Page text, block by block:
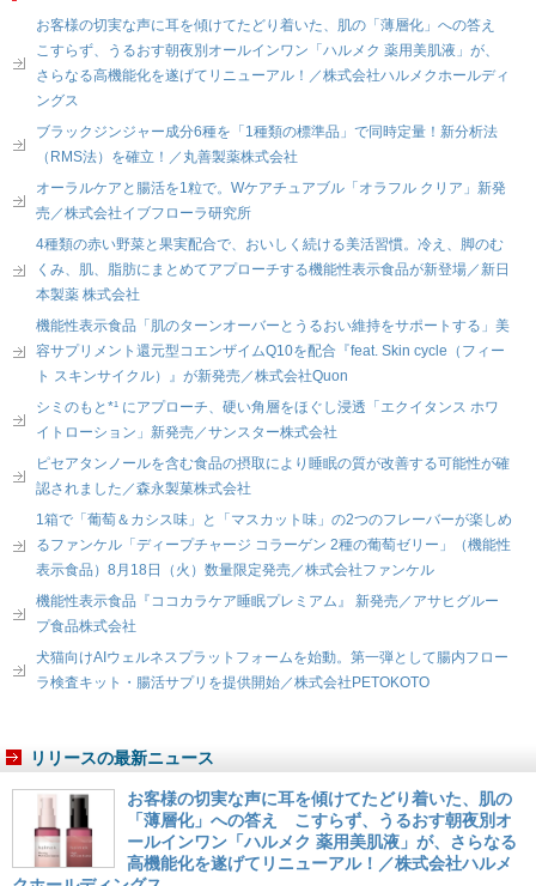
お客様の切実な声に耳を傾けてたどり着いた、肌の「薄層化」への答え
こすらず、うるおす朝夜別オールインワン「ハルメク 薬用美肌液」が、
さらなる高機能化を遂げてリニューアル！／株式会社ハルメクホールディ
ングス
ブラックジンジャー成分6種を「1種類の標準品」で同時定量！新分析法
（RMS法）を確立！／丸善製薬株式会社
オーラルケアと腸活を1粒で。Wケアチュアブル「オラフル クリア」新発
売／株式会社イブフローラ研究所
4種類の赤い野菜と果実配合で、おいしく続ける美活習慣。冷え、脚のむ
くみ、肌、脂肪にまとめてアプローチする機能性表示食品が新登場／新日
本製薬 株式会社
機能性表示食品「肌のターンオーバーとうるおい維持をサポートする」美
容サプリメント還元型コエンザイムQ10を配合『feat. Skin cycle（フィー
ト スキンサイクル）』が新発売／株式会社Quon
シミのもと*¹ にアプローチ、硬い角層をほぐし浸透「エクイタンス ホワ
イトローション」新発売／サンスター株式会社
ピセアタンノールを含む食品の摂取により睡眠の質が改善する可能性が確
認されました／森永製菓株式会社
1箱で「葡萄＆カシス味」と「マスカット味」の2つのフレーバーが楽しめ
るファンケル「ディープチャージ コラーゲン 2種の葡萄ゼリー」（機能性
表示食品）8月18日（火）数量限定発売／株式会社ファンケル
機能性表示食品『ココカラケア睡眠プレミアム』 新発売／アサヒグルー
プ食品株式会社
犬猫向けAIウェルネスプラットフォームを始動。第一弾として腸内フロー
ラ検査キット・腸活サプリを提供開始／株式会社PETOKOTO
リリースの最新ニュース
お客様の切実な声に耳を傾けてたどり着いた、肌の
「薄層化」への答え こすらず、うるおす朝夜別オ
ールインワン「ハルメク 薬用美肌液」が、さらなる
高機能化を遂げてリニューアル！／株式会社ハルメ